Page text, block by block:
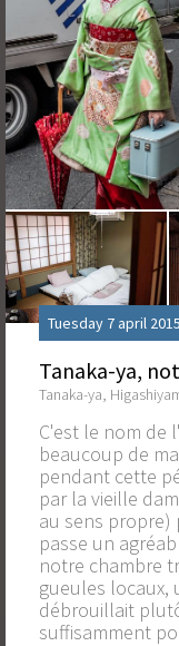
Tuesday 7 april
Tanaka-ya,
Tanaka-ya,
C'est le nom de
beaucoup de
pendant cette
par la vieille
au sens
passe un
notre chambre
gueules locaux,
débrouillait
suffisamment